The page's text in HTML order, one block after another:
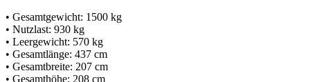
• Gesamtgewicht: 1500 kg
• Nutzlast: 930 kg
• Leergewicht: 570 kg
• Gesamtlänge: 437 cm
• Gesamtbreite: 207 cm
• Gesamthöhe: 208 cm